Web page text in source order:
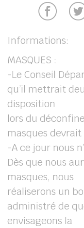
Informations:
MASQUES :
-Le Conseil
qu’il mettrait
disposition
lors du
masques devrait
-A ce jour nous
Dès que nous
masques, nous
réaliserons un
administré de
envisageons la